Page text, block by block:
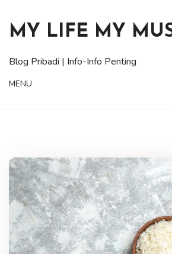
content
MY LIFE MY
Blog Pribadi | Info-Info Penting
MENU